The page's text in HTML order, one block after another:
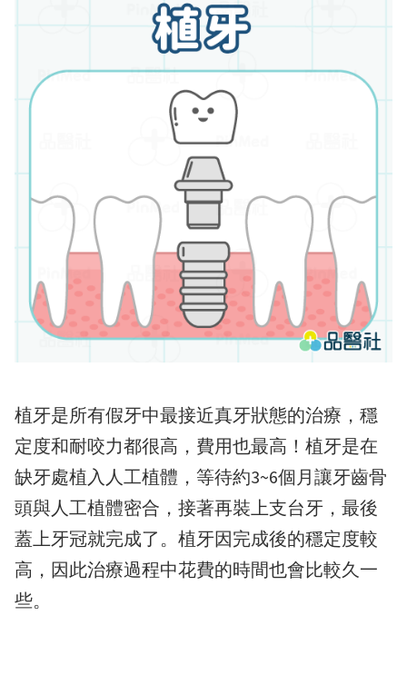
植牙是所有假牙中最接近真牙狀態的治療，穩
定度和耐咬力都很高，費用也最高！植牙是在
缺牙處植入人工植體，等待約3~6個月讓牙齒骨
頭與人工植體密合，接著再裝上支台牙，最後
蓋上牙冠就完成了。植牙因完成後的穩定度較
高，因此治療過程中花費的時間也會比較久一
些。